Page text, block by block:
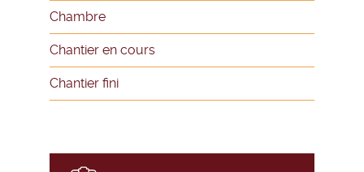
Chambre
Chantier en cours
Chantier fini